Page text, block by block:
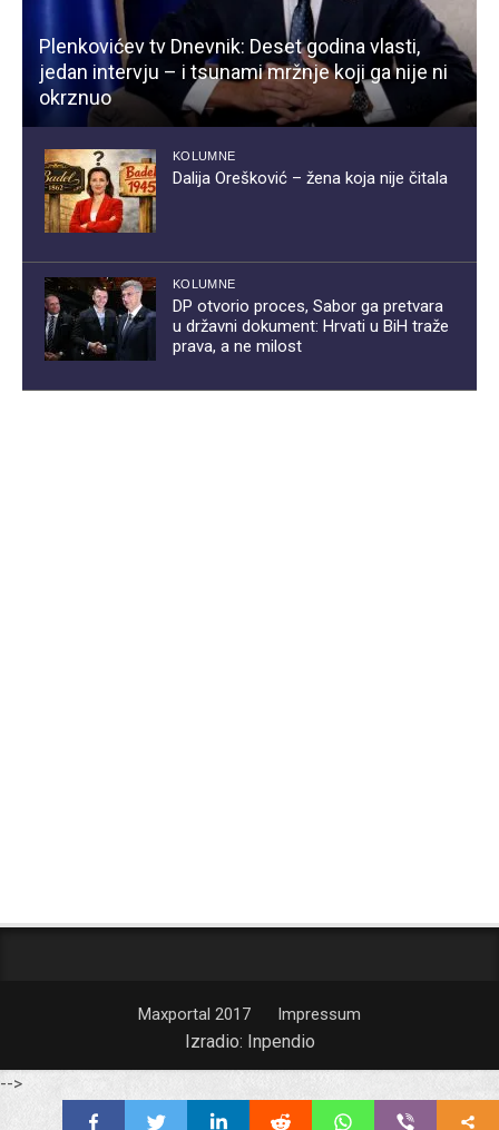
Plenkovićev tv Dnevnik: Deset godina vlasti,
jedan intervju – i tsunami mržnje koji ga nije ni
okrznuo
KOLUMNE
Dalija Orešković – žena koja nije čitala
KOLUMNE
DP otvorio proces, Sabor ga pretvara
u državni dokument: Hrvati u BiH traže
prava, a ne milost
Maxportal 2017 Impressum
Izradio: Inpendio
-->